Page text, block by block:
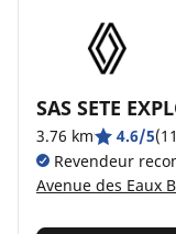
SAS SETE
3.76 km 4.6/5
Revendeur
Avenue des Eaux